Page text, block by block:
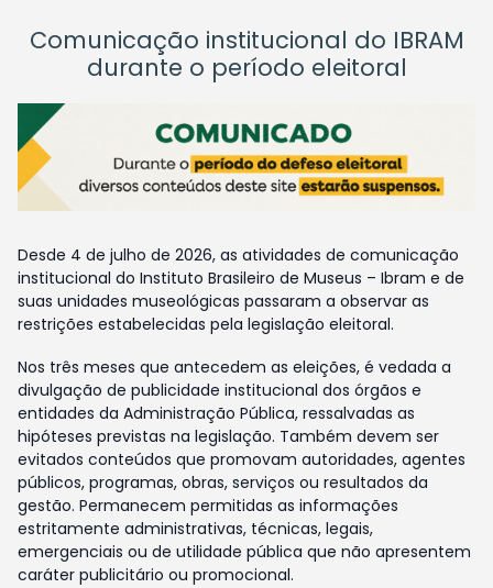
Comunicação institucional do IBRAM
durante o período eleitoral
Desde 4 de julho de 2026, as atividades de comunicação
institucional do Instituto Brasileiro de Museus – Ibram e de
suas unidades museológicas passaram a observar as
restrições estabelecidas pela legislação eleitoral.
Nos três meses que antecedem as eleições, é vedada a
divulgação de publicidade institucional dos órgãos e
entidades da Administração Pública, ressalvadas as
hipóteses previstas na legislação. Também devem ser
evitados conteúdos que promovam autoridades, agentes
públicos, programas, obras, serviços ou resultados da
gestão. Permanecem permitidas as informações
estritamente administrativas, técnicas, legais,
emergenciais ou de utilidade pública que não apresentem
caráter publicitário ou promocional.